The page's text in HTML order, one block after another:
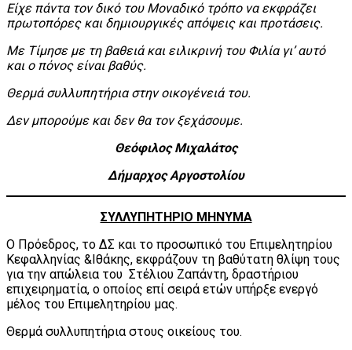
Είχε πάντα τον δικό του Μοναδικό τρόπο να εκφράζει
πρωτοπόρες και δημιουργικές απόψεις και προτάσεις.
Με Τίμησε με τη βαθειά και ειλικρινή του Φιλία γι’ αυτό
και ο πόνος είναι βαθύς.
Θερμά συλλυπητήρια στην οικογένειά του.
Δεν μπορούμε και δεν θα τον ξεχάσουμε.
Θεόφιλος Μιχαλάτος
Δήμαρχος Αργοστολίου
ΣΥΛΛΥΠΗΤΗΡΙΟ ΜΗΝΥΜΑ
Ο Πρόεδρος, το ΔΣ και το προσωπικό του Επιμελητηρίου
Κεφαλληνίας &Ιθάκης, εκφράζουν τη βαθύτατη θλίψη τους
για την απώλεια του Στέλιου Ζαπάντη, δραστήριου
επιχειρηματία, ο οποίος επί σειρά ετών υπήρξε ενεργό
μέλος του Επιμελητηρίου μας.
Θερμά συλλυπητήρια στους οικείους του.